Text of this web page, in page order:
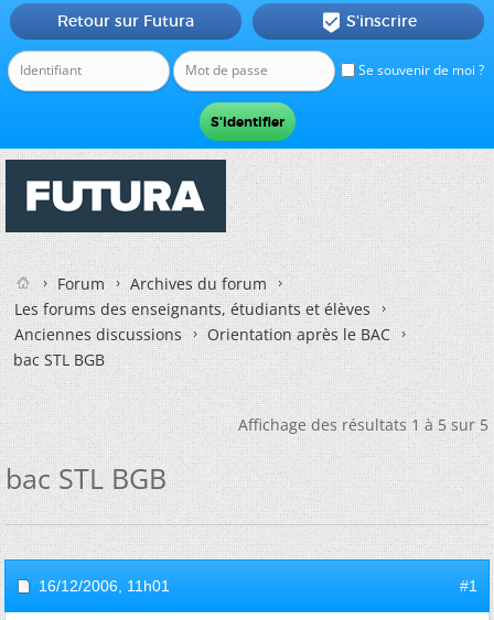
Se souvenir de moi ?
Retour sur Futura  S'inscrire
Forum
Archives du forum
Les forums des enseignants, étudiants et élèves
Anciennes discussions
Orientation après le BAC
bac STL BGB
Affichage des résultats 1 à 5 sur 5
bac STL BGB
16/12/2006, 11h01 #1